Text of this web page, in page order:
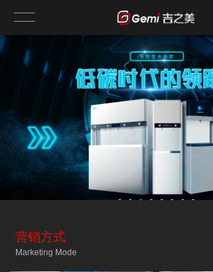
营销方式
Marketing Mode